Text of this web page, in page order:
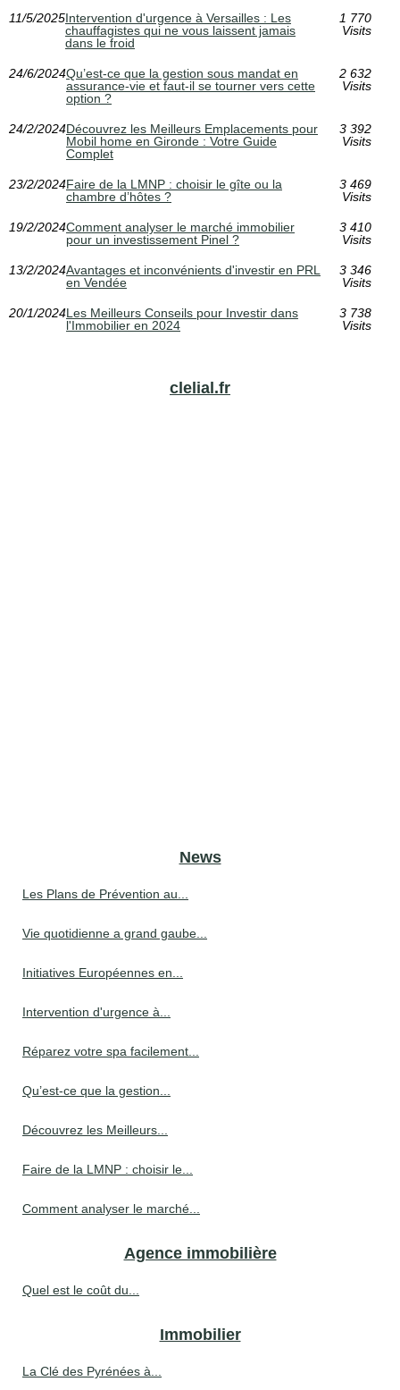
11/5/2025Intervention d'urgence à Versailles : Les
chauffagistes qui ne vous laissent jamais
dans le froid
1 770
Visits
24/6/2024Qu’est-ce que la gestion sous mandat en
assurance-vie et faut-il se tourner vers cette
option ?
2 632
Visits
24/2/2024Découvrez les Meilleurs Emplacements pour
Mobil home en Gironde : Votre Guide
Complet
3 392
Visits
23/2/2024Faire de la LMNP : choisir le gîte ou la
chambre d’hôtes ?
3 469
Visits
19/2/2024Comment analyser le marché immobilier
pour un investissement Pinel ?
3 410
Visits
13/2/2024Avantages et inconvénients d'investir en PRL
en Vendée
3 346
Visits
20/1/2024Les Meilleurs Conseils pour Investir dans
l'Immobilier en 2024
3 738
Visits
clelial.fr
News
Les Plans de Prévention au...
Vie quotidienne a grand gaube...
Initiatives Européennes en...
Intervention d'urgence à...
Réparez votre spa facilement...
Qu’est-ce que la gestion...
Découvrez les Meilleurs...
Faire de la LMNP : choisir le...
Comment analyser le marché...
Agence immobilière
Quel est le coût du...
Immobilier
La Clé des Pyrénées à...